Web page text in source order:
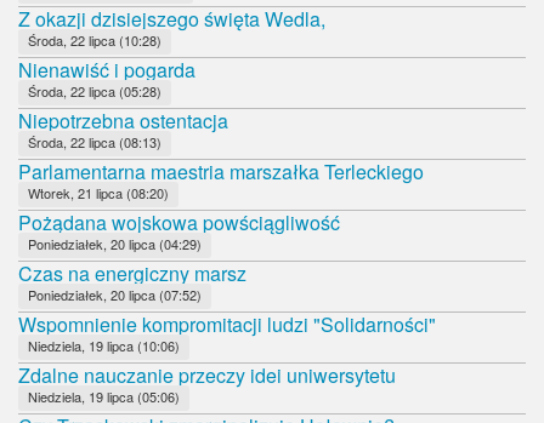
Z okazji dzisiejszego święta Wedla,
Środa, 22 lipca (10:28)
Nienawiść i pogarda
Środa, 22 lipca (05:28)
Niepotrzebna ostentacja
Środa, 22 lipca (08:13)
Parlamentarna maestria marszałka Terleckiego
Wtorek, 21 lipca (08:20)
Pożądana wojskowa powściągliwość
Poniedziałek, 20 lipca (04:29)
Czas na energiczny marsz
Poniedziałek, 20 lipca (07:52)
Wspomnienie kompromitacji ludzi "Solidarności"
Niedziela, 19 lipca (10:06)
Zdalne nauczanie przeczy idei uniwersytetu
Niedziela, 19 lipca (05:06)